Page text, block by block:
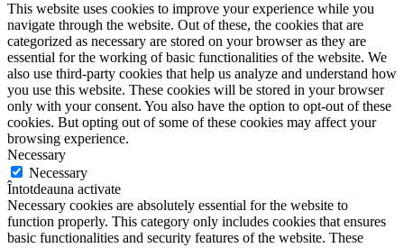
This website uses cookies to improve your experience while you
navigate through the website. Out of these, the cookies that are
categorized as necessary are stored on your browser as they are
essential for the working of basic functionalities of the website. We
also use third-party cookies that help us analyze and understand how
you use this website. These cookies will be stored in your browser
only with your consent. You also have the option to opt-out of these
cookies. But opting out of some of these cookies may affect your
browsing experience.
Necessary
Necessary
Întotdeauna activate
Necessary cookies are absolutely essential for the website to
function properly. This category only includes cookies that ensures
basic functionalities and security features of the website. These